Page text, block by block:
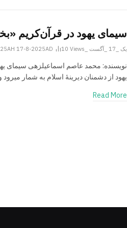
سیمای یهود در قرآن‌کریم
یک _17 _آگست _2025AH 17-8-2025AD 10Views
نویسنده: محمد عاصم اسماعیل­زهی سیمای
یهود از دشمنان دیرینۀ اسلام به شمار
Read More